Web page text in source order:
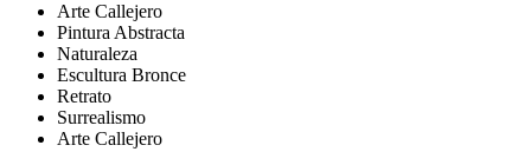
Arte Callejero
Pintura Abstracta
Naturaleza
Escultura Bronce
Retrato
Surrealismo
Arte Callejero